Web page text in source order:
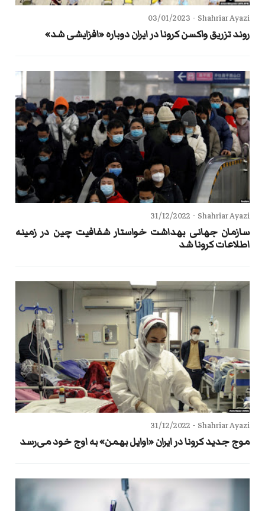
Shahriar Ayazi -
03/01/2023
روند تزریق واکسن کرونا در ایران دوباره «افزایشی شد»
Shahriar Ayazi -
31/12/2022
سازمان جهانی بهداشت خواستار شفافیت چین در زمینه
اطلاعات کرونا شد
Shahriar Ayazi -
31/12/2022
موج جدید کرونا در ایران «اوایل بهمن» به اوج خود می‌رسد